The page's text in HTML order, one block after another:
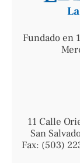
Fundado en
11 Calle
San
Fax: (503)